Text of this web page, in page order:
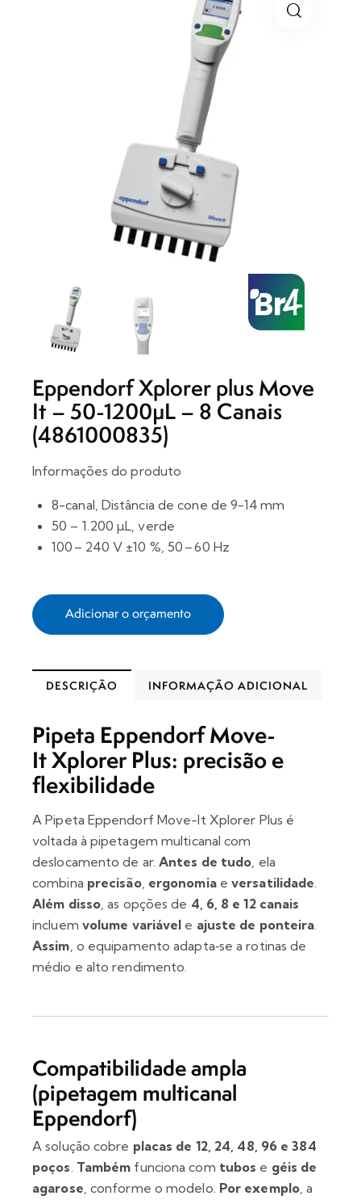
Eppendorf Xplorer plus Move
It – 50-1200µL – 8 Canais
(4861000835)
Informações do produto
8-canal, Distância de cone de 9-14 mm
50 – 1.200 µL, verde
100 – 240 V ±10 %, 50 – 60 Hz
Adicionar o orçamento
DESCRIÇÃO INFORMAÇÃO ADICIONAL
Pipeta EppendorfMove-
ItXplorer Plus: precisão e
flexibilidade
A Pipeta Eppendorf Move-It Xplorer Plus é
voltada à pipetagem multicanal com
deslocamento de ar.Antes de tudo, ela
combina precisão, ergonomiaeversatilidade.
Além disso, as opções de 4, 6, 8 e 12 canais
incluem volume variável e ajuste de ponteira.
Assim, o equipamento adapta‑se a rotinas de
médio e alto rendimento.
Compatibilidade ampla
(pipetagem multicanal
Eppendorf)
A solução cobre placas de 12, 24, 48, 96 e 384
poços. Também funciona com tubos e géis de
agarose, conforme o modelo. Por exemplo, a